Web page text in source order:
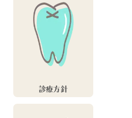
診療方針